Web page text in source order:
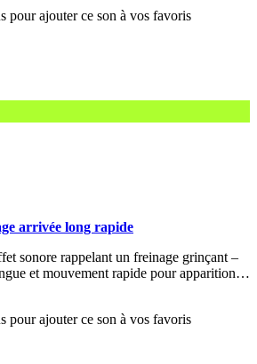
arrivée long rapide
sonore rappelant un freinage grinçant –
et mouvement rapide pour apparition…